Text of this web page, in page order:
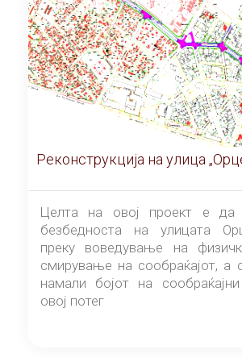
Реконструкција на улица
Целта на овој проект е да
безбедноста на улицата
преку воведување на
смирување на сообраќајот, а
намали бојот на сообраќајни
овој потег